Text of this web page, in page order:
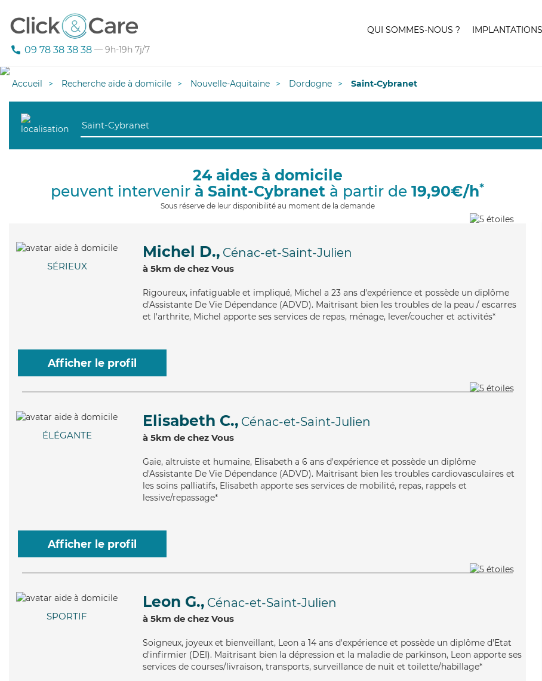
09 78 38 38 38 — 9h-19h 7j/7
QUI SOMMES-NOUS ? IMPLANTATIONS
Accueil Recherche aide à domicile Nouvelle-Aquitaine Dordogne Saint-Cybranet
24 aides à domicile
peuvent intervenir à Saint-Cybranet à partir de 19,90€/h*
Sous réserve de leur disponibilité au moment de la demande
SÉRIEUX
Michel D., Cénac-et-Saint-Julien
à 5km de chez Vous
Rigoureux, infatiguable et impliqué, Michel a 23 ans d'expérience et possède un diplôme
d'Assistante De Vie Dépendance (ADVD). Maitrisant bien les troubles de la peau / escarres
et l'arthrite, Michel apporte ses services de repas, ménage, lever/coucher et activités*
Afficher le profil
ÉLÉGANTE
Elisabeth C., Cénac-et-Saint-Julien
à 5km de chez Vous
Gaie, altruiste et humaine, Elisabeth a 6 ans d'expérience et possède un diplôme
d'Assistante De Vie Dépendance (ADVD). Maitrisant bien les troubles cardiovasculaires et
les soins palliatifs, Elisabeth apporte ses services de mobilité, repas, rappels et
lessive/repassage*
Afficher le profil
SPORTIF
Leon G., Cénac-et-Saint-Julien
à 5km de chez Vous
Soigneux, joyeux et bienveillant, Leon a 14 ans d'expérience et possède un diplôme d'Etat
d'infirmier (DEI). Maitrisant bien la dépression et la maladie de parkinson, Leon apporte ses
services de courses/livraison, transports, surveillance de nuit et toilette/habillage*